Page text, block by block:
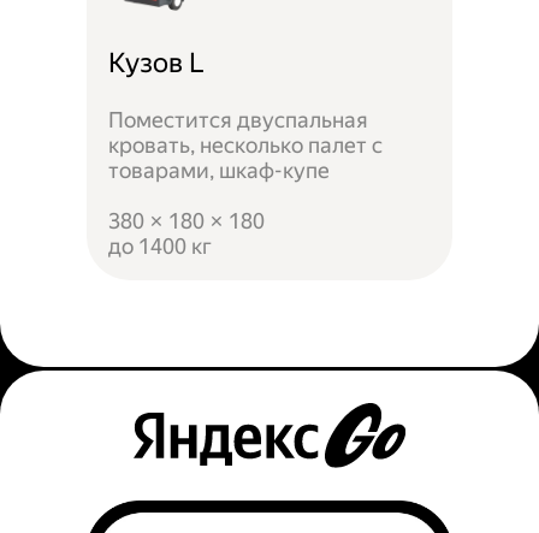
Кузов L
Поместится двуспальная
кровать, несколько палет с
товарами, шкаф-купе
380 × 180 × 180
до 1400 кг